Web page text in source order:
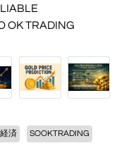
OK TRADING
済 SOOKTRADING